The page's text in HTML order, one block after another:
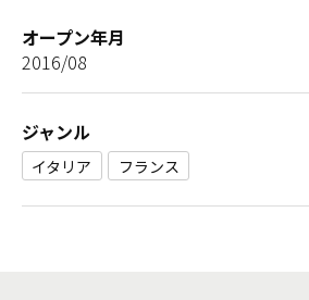
オープン年月
2016/08
ジャンル
イタリア フランス